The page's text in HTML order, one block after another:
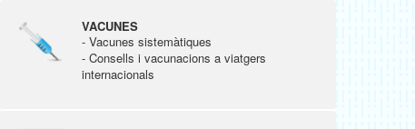
VACUNES
- Vacunes sistemàtiques
- Consells i vacunacions a viatgers
internacionals